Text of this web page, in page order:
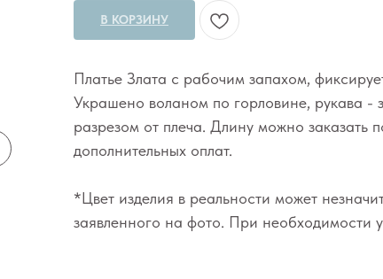
В КОРЗИНУ
Платье Злата с рабочим запахом,
Украшено воланом по горловине, рукава -
разрезом от плеча. Длину можно заказать
дополнительных оплат.
*Цвет изделия в реальности может
заявленного на фото. При необходимости